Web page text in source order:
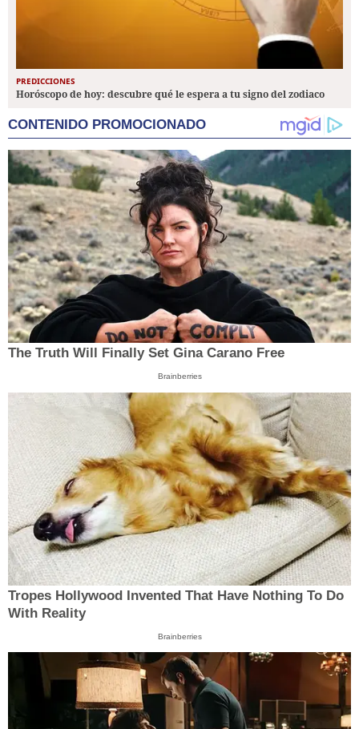
PREDICCIONES
Horóscopo de hoy: descubre qué le espera a tu signo del zodiaco
CONTENIDO PROMOCIONADO
The Truth Will Finally Set Gina Carano Free
Brainberries
Tropes Hollywood Invented That Have Nothing To Do
With Reality
Brainberries